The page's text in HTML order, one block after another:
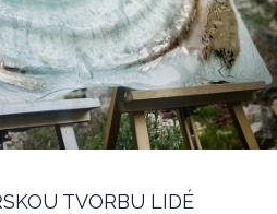
TVORBU LIDÉ